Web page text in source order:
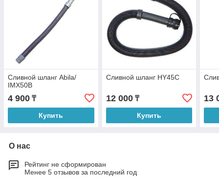
Сливной шланг Abila/
IMX50B
4 900 ₸
Купить
Сливной шланг HY45С
12 000₸
Купить
13
О нас
Рейтинг не сформирован
Менее 5 отзывов за последний год